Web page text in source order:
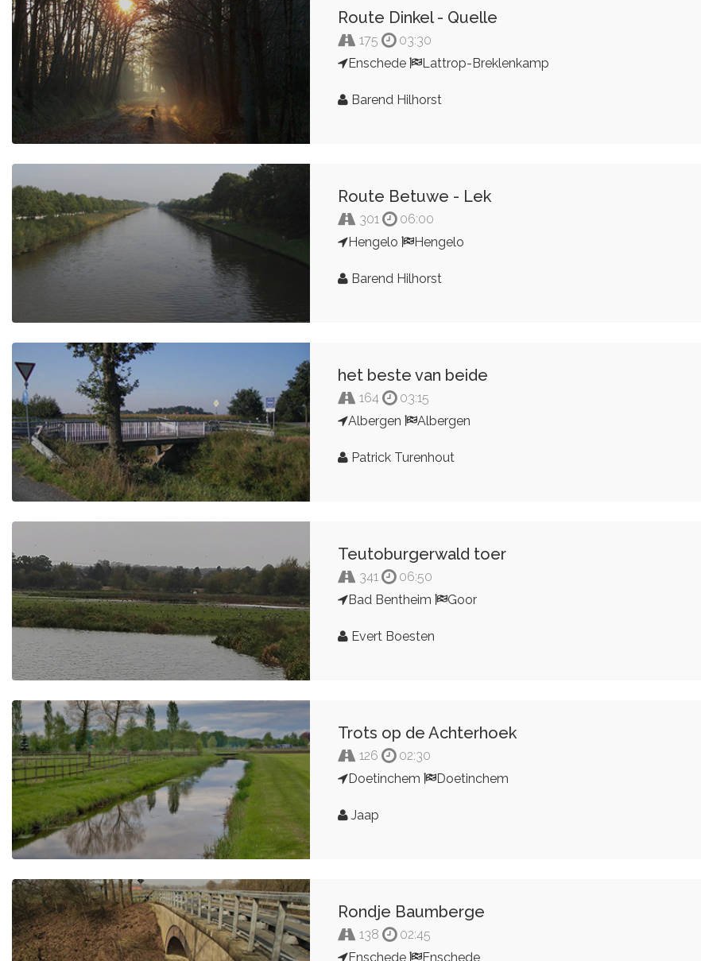
Route Dinkel - Quelle
175
03:30
Enschede
Lattrop-Breklenkamp
Barend Hilhorst
Route Betuwe - Lek
301
06:00
Hengelo
Hengelo
Barend Hilhorst
het beste van beide
164
03:15
Albergen
Albergen
Patrick Turenhout
Teutoburgerwald toer
341
06:50
Bad Bentheim
Goor
Evert Boesten
Trots op de Achterhoek
126
02:30
Doetinchem
Doetinchem
Jaap
Rondje Baumberge
138
02:45
Enschede
Enschede